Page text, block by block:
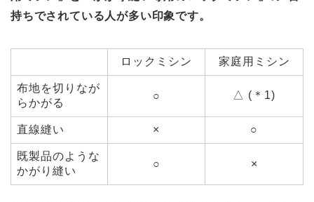
持ちでされている人が多い印象です。
ロックミシン 家庭用ミシン
布地を切りなが
らかがる
○ △ (＊1)
直線縫い × ○
既製品のような
かがり縫い
○ ×